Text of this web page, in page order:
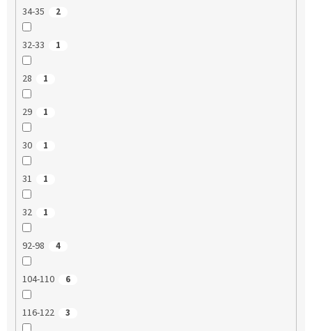
34-35 2
32-33 1
28 1
29 1
30 1
31 1
32 1
92-98 4
104-110 6
116-122 3